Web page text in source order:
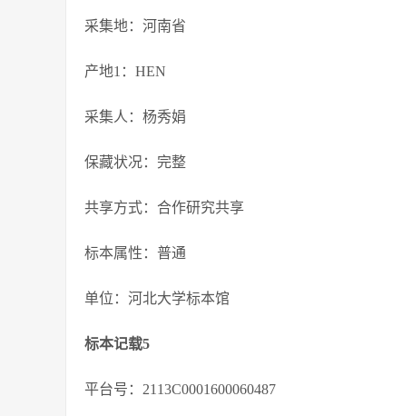
采集地：河南省
产地1：HEN
采集人：杨秀娟
保藏状况：完整
共享方式：合作研究共享
标本属性：普通
单位：河北大学标本馆
标本记载5
平台号：2113C0001600060487